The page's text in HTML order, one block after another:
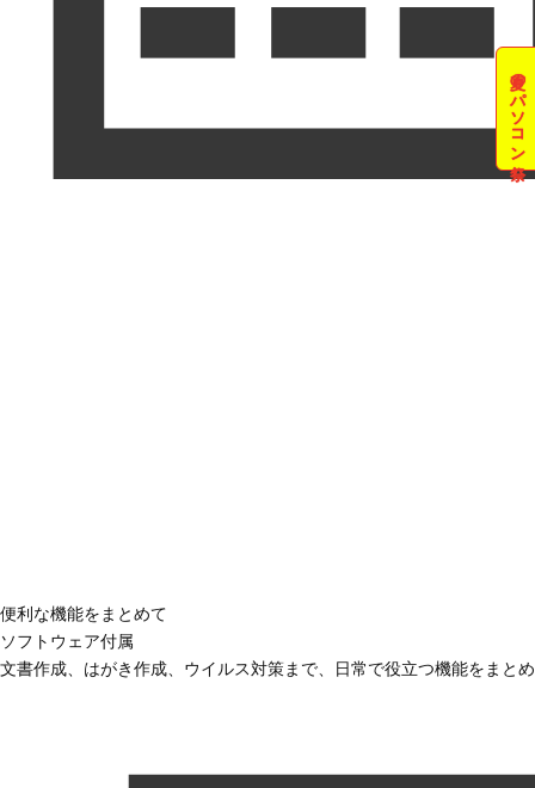
夏のパソコン祭
便利な機能をまとめて
ソフトウェア付属
文書作成、はがき作成、ウイルス対策まで、日常で役立つ機能をまと